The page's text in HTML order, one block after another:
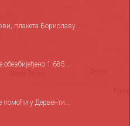
плакета Бориславу...
обезбијеђено 1.685...
помоћи у Дервенти...